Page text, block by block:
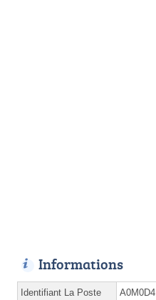
Informations
Identifiant La Poste A0M0D4